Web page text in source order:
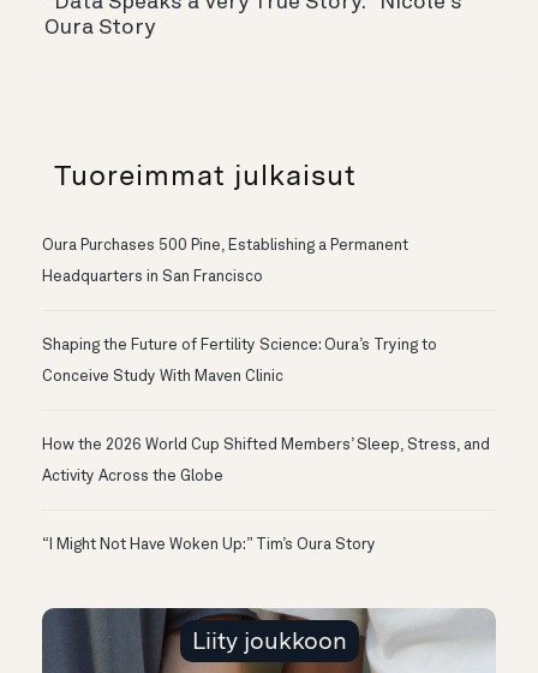
Oura Story
Tuoreimmat julkaisut
Oura Purchases 500 Pine, Establishing a Permanent
Headquarters in San Francisco
Shaping the Future of Fertility Science: Oura’s Trying to
Conceive Study With Maven Clinic
How the 2026 World Cup Shifted Members’ Sleep, Stress, and
Activity Across the Globe
“I Might Not Have Woken Up:” Tim’s Oura Story
Liity joukkoon